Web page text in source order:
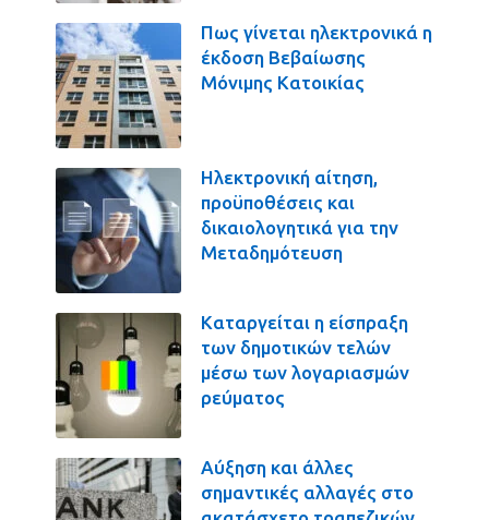
Πως γίνεται ηλεκτρονικά η
έκδοση Βεβαίωσης
Μόνιμης Κατοικίας
Ηλεκτρονική αίτηση,
προϋποθέσεις και
δικαιολογητικά για την
Μεταδημότευση
Καταργείται η είσπραξη
των δημοτικών τελών
μέσω των λογαριασμών
ρεύματος
Αύξηση και άλλες
σημαντικές αλλαγές στο